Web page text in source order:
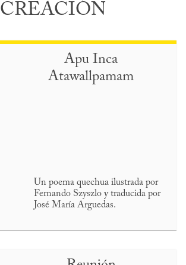
CREACIÓN
Apu Inca
Atawallpamam
Un poema quechua ilustrada por
Fernando Szyszlo y traducida por
José María Arguedas.